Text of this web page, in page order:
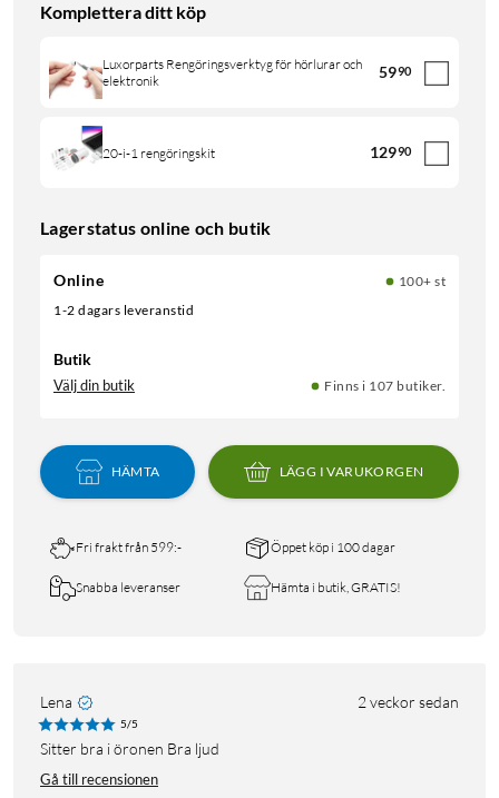
Komplettera ditt köp
Luxorparts Rengöringsverktyg för hörlurar och
elektronik
5990
20-i-1 rengöringskit 12990
Lagerstatus online och butik
Online
100+ st
1-2 dagars leveranstid
Butik
Välj din butik Finns i 107 butiker.
HÄMTA LÄGG I VARUKORGEN
Fri frakt från 599:- Öppet köp i 100 dagar
Snabba leveranser Hämta i butik, GRATIS!
Lena 2 veckor sedan
5/5
Sitter bra i öronen Bra ljud
Gå till recensionen